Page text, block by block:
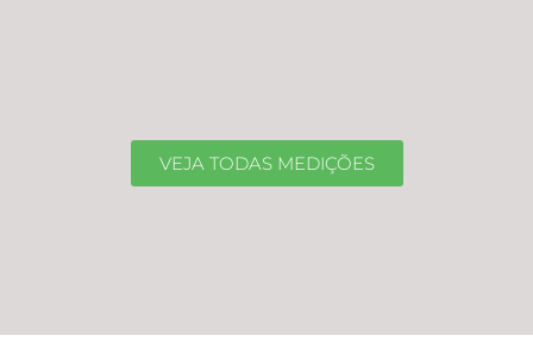
VEJA TODAS MEDIÇÕES